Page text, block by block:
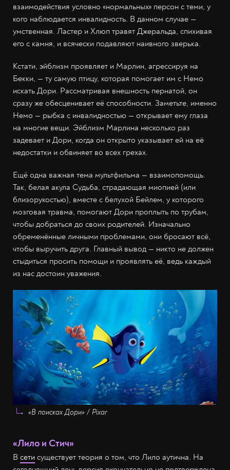
взаимодействия условно «нормальных» персон с теми, у
кого наблюдается инвалидность. В данном случае —
умственная. Ластер и Хлюп травят Джеральда, спихивая
его с камня, и всячески подавляют наивного зверька.
Кстати, эйблизм проявляет и Марлин, агрессируя на
Бекки, — ту самую птицу, которая помогает им с Немо
искать Дори. Рассматривая внешность пернатой, он
сразу же обесценивает её способности. Заметьте, именно
Немо — рыбка с инвалидностью — открывает ему глаза
на многие вещи. Эйблизм Марлина несколько раз
задевает и Дори, когда он открыто указывает ей на её
недостатки и обвиняет во всех грехах.
Ещё одна важная тема мультфильма — взаимопомощь.
Так, белая акула Судьба, страдающая миопией (или
близорукостью), вместе с белухой Бейлем, у которого
мозговая травма, помогают Дори проплыть по трубам,
чтобы добраться до своих родителей. Изначально
обременённые личными проблемами, они бросают всё,
чтобы выручить друга. Главный вывод — никто не должен
стыдиться просить помощи и проявлять её, ведь каждый
из нас достоин уважения.
«В поисках Дори» / Pixar
«Лило и Стич»
В сети существует теория о том, что Лило аутична. На